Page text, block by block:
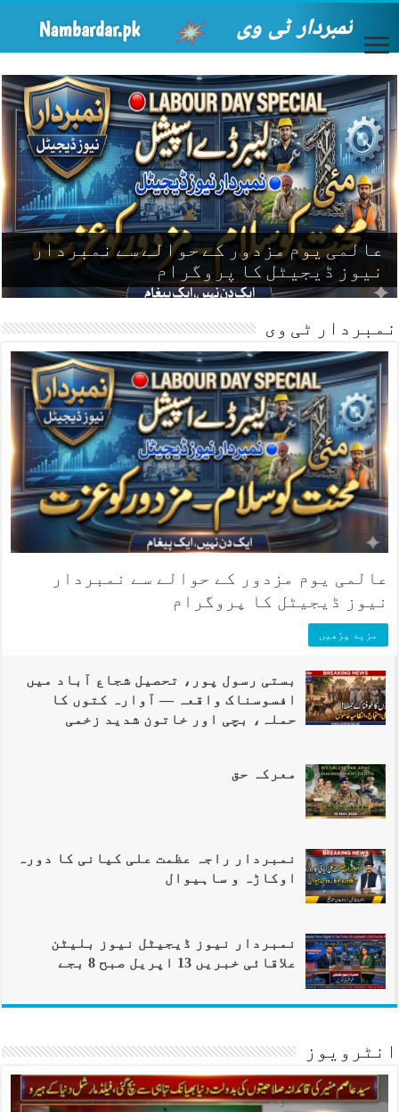
عالمی یوم مزدور کے حوالے سے نمبردار
نیوز ڈیجیٹل کا پروگرام
نمبردار ٹی وی
عالمی یوم مزدور کے حوالے سے نمبردار
نیوز ڈیجیٹل کا پروگرام
مزید پڑھیں
بستی رسول پور، تحصیل شجاع آباد میں
افسوسناک واقعہ — آوارہ کتوں کا
حملہ، بچی اور خاتون شدید زخمی
معرکہ حق
نمبردار راجہ عظمت علی کیانی کا دورہ
اوکاڑہ و ساہیوال
نمبردار نیوز ڈیجیٹل نیوز بلیٹن
علاقائی خبریں 13 اپریل صبح 8 بجے
انٹرویوز